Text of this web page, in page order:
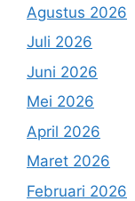
Agustus 2026
Juli 2026
Juni 2026
Mei 2026
April 2026
Maret 2026
Februari 2026